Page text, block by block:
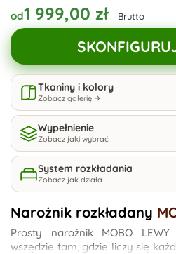
od1 999,00 zł Brutto
Tkaniny i kolory
Zobacz galerię
Wypełnienie
Zobacz jaki wybrać
System rozkładania
Zobacz jak działa
Narożnik rozkładany
Prosty narożnik MOBO
wszędzie tam, gdzie liczy się